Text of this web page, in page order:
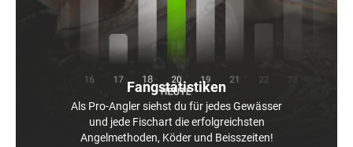
Fangstatistiken
Als Pro-Angler siehst du für jedes Gewässer
und jede Fischart die erfolgreichsten
Angelmethoden, Köder und Beisszeiten!